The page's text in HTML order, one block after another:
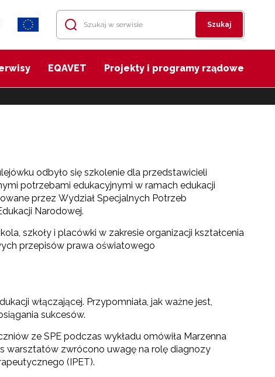
Szukaj
EQAVET Projekty i programy rządowe
odbyło się szkolenie dla przedstawicieli
potrzebami edukacyjnymi w ramach edukacji
przez Wydział Specjalnych Potrzeb
Narodowej.
szkoły i placówki w zakresie organizacji kształcenia
przepisów prawa oświatowego
włączającej. Przypomniała, jak ważne jest,
sukcesów.
ze SPE podczas wykładu omówiła Marzenna
warsztatów zwrócono uwagę na rolę diagnozy
(IPET).